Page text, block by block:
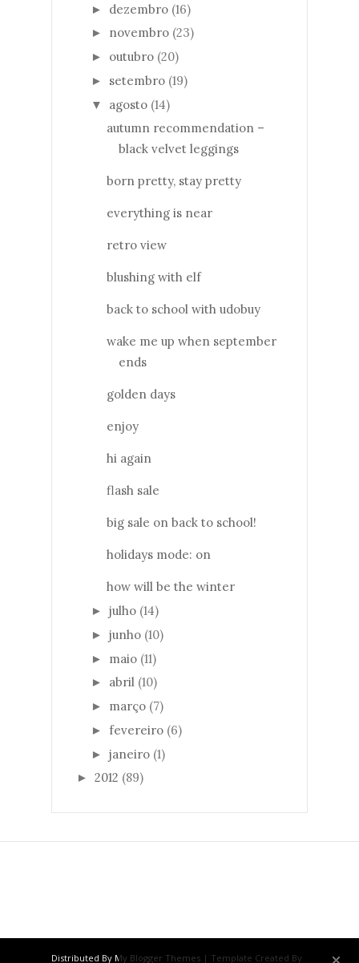
► dezembro (16)
► novembro (23)
► outubro (20)
► setembro (19)
▼ agosto (14)
autumn recommendation –
black velvet leggings
born pretty, stay pretty
everything is near
retro view
blushing with elf
back to school with udobuy
wake me up when september
ends
golden days
enjoy
hi again
flash sale
big sale on back to school!
holidays mode: on
how will be the winter
► julho (14)
► junho (10)
► maio (11)
► abril (10)
► março (7)
► fevereiro (6)
► janeiro (1)
► 2012 (89)
Distributed By My Blogger Themes | Template Created By